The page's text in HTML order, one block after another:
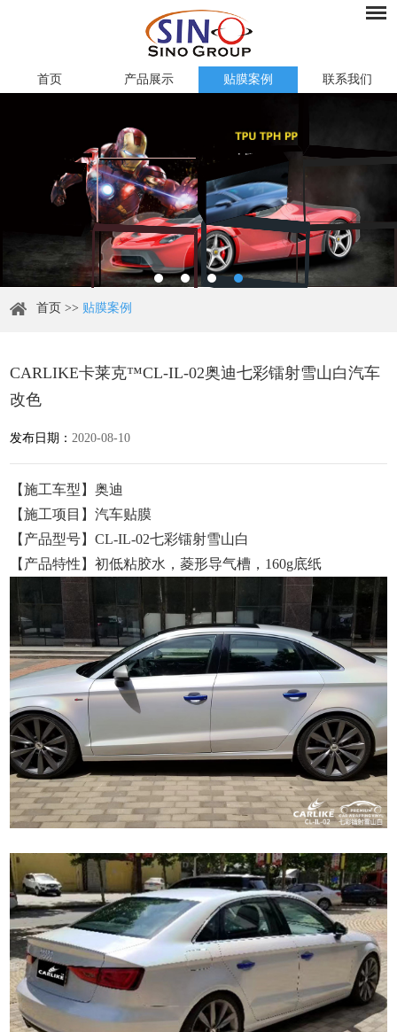
首页 产品展示 贴膜案例 联系我们
首页 >> 贴膜案例
CARLIKE卡莱克™CL-IL-02奥迪七彩镭射雪山白汽车
改色
发布日期： 2020-08-10
【施工车型】奥迪
【施工项目】汽车贴膜
【产品型号】CL-IL-02七彩镭射雪山白
【产品特性】初低粘胶水，菱形导气槽，160g底纸